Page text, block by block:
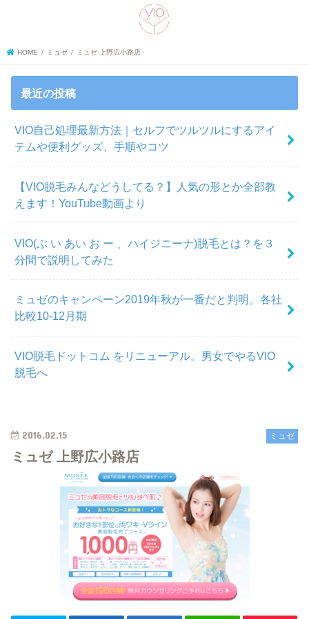
HOME ミュゼ ミュゼ 上野広小路店
最近の投稿
VIO自己処理最新方法｜セルフでツルツルにするアイ
テムや便利グッズ、手順やコツ
【VIO脱毛みんなどうしてる？】人気の形とか全部教
えます！YouTube動画より
VIO(ぶ い あい お ー 、ハイジニーナ)脱毛とは？を３
分間で説明してみた
ミュゼのキャンペーン2019年秋が一番だと判明。各社
比較10-12月期
VIO脱毛ドットコム をリニューアル。男女でやるVIO
脱毛へ
ミュゼ
2016.02.15
ミュゼ 上野広小路店